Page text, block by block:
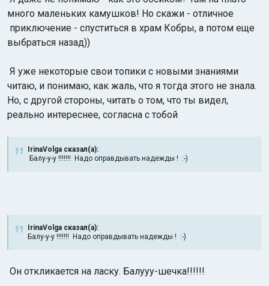
много маленьких камушков! Но скажи - отличное
приключение - спуститься в храм Кобры, а потом еще
выбраться назад))
Я уже некоторые свои топики с новыми знаниями
читаю, и понимаю, как жаль, что я тогда этого не знала.
Но, с другой стороны, читать о том, что ты видел,
реально интереснее, согласна с тобой
IrinaVolga сказал(а):
Балу-у-у !!!!!!! Надо оправдывать надежды ! :-)
IrinaVolga сказал(а):
Балу-у-у !!!!!!! Надо оправдывать надежды ! :-)
Он откликается на ласку. Балууу-шечка!!!!!!